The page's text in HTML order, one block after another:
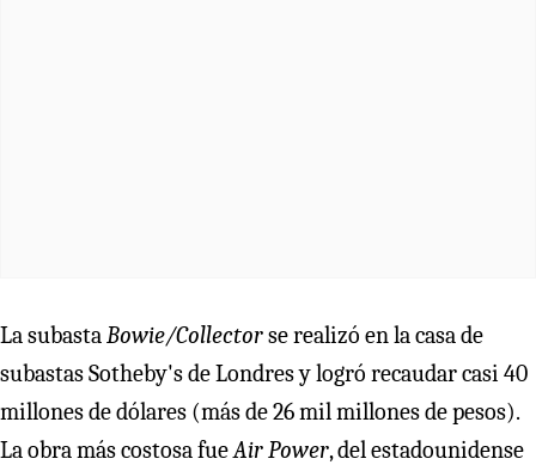
La subastaBowie/Collectorse realizó en la casa de
subastas Sotheby's de Londres y logró recaudar casi 40
millones de dólares (más de 26 mil millones de pesos).
La obra más costosa fueAir Power, del estadounidense